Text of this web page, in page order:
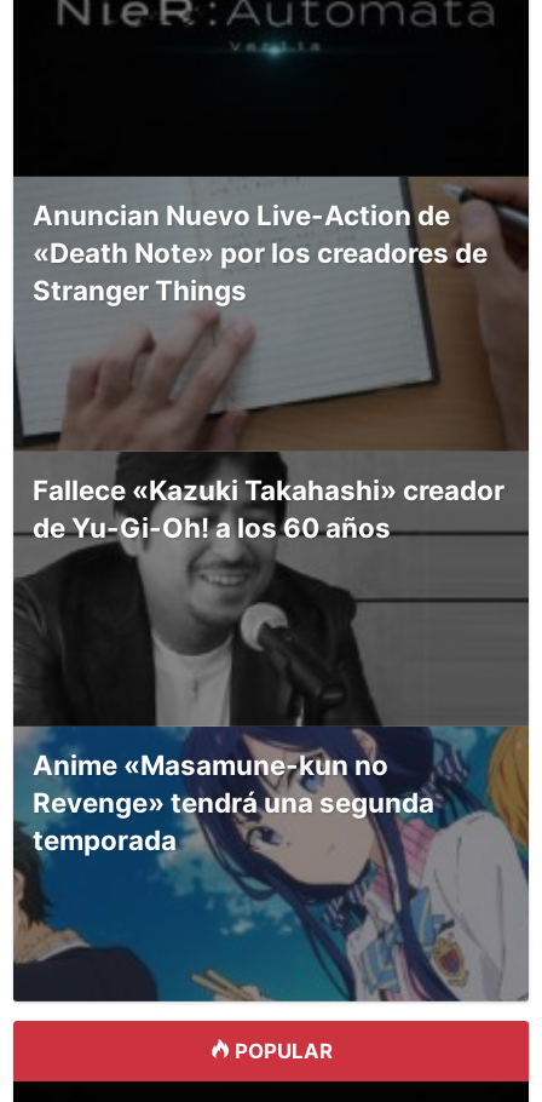
Anuncian Nuevo Live-Action de
«Death Note» por los creadores de
Stranger Things
Fallece «Kazuki Takahashi» creador
de Yu-Gi-Oh! a los 60 años
Anime «Masamune-kun no
Revenge» tendrá una segunda
temporada
POPULAR